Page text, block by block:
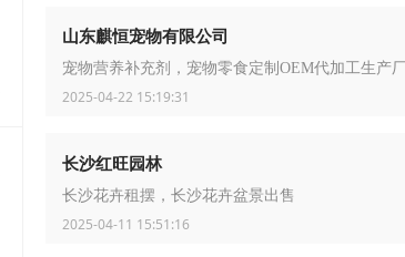
山东麒恒宠物有限公司
宠物营养补充剂，宠物零食定制OEM代加工生产
2025-04-22 15:19:31
长沙红旺园林
长沙花卉租摆，长沙花卉盆景出售
2025-04-11 15:51:16